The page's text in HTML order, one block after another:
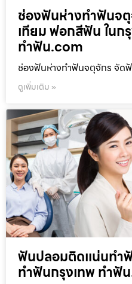
ช่องฟันห่างทำฟันจ
เทียม ฟอกสีฟัน ใน
ทำฟัน.com
ช่องฟันห่างทำฟันจตุจักร จัด
ดูเพิ่มเติม »
ฟันปลอมติดแน่นทำ
ทำฟันกรุงเทพ ทำฟั